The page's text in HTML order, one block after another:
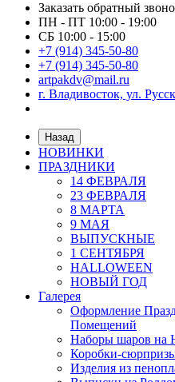
Заказать обратный
ПН - ПТ 10:00 - 19:00
СБ 10:00 - 15:00
+7 (914) 345-50-80
+7 (914) 345-50-80
artpakdv@mail.ru
г. Владивосток, ул.
Назад
НОВИНКИ
ПРАЗДНИКИ
14 ФЕВРАЛЯ
23 ФЕВРАЛЯ
8 МАРТА
9 МАЯ
ВЫПУСКНЫЕ
1 СЕНТЯБРЯ
HALLOWEEN
НОВЫЙ ГОД
Галерея
Оформление
Помещений
Наборы шаров на
Коробки-
Изделия из